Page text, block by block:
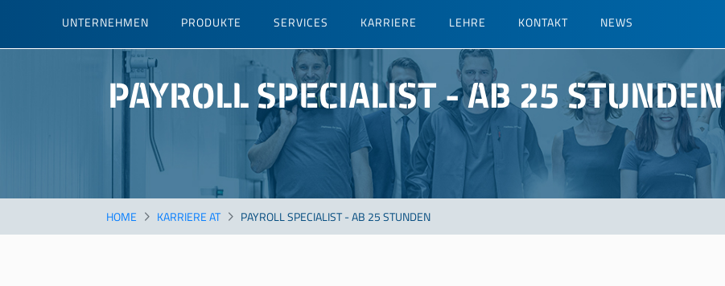
Inhalt
UNTERNEHMEN PRODUKTE SERVICES KARRIERE LEHRE KONTAKT NEWS
PAYROLL SPECIALIST - AB 25 STUNDEN
HOME KARRIERE AT PAYROLL SPECIALIST - AB 25 STUNDEN